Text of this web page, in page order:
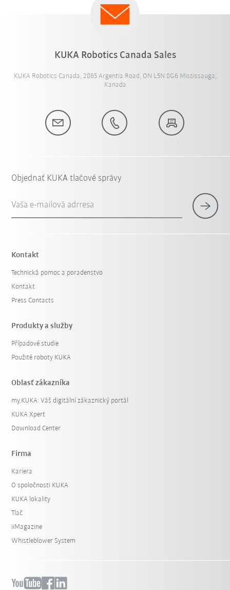
KUKA Robotics Canada Sales
KUKA Robotics Canada, 2865 Argentia Road, ON L5N 8G6 Mississauga,
Kanada
Objednať KUKA tlačové správy
Vaša e-mailová adrresa
Kontakt
Technická pomoc a poradenstvo
Kontakt
Press Contacts
Produkty a služby
Případové studie
Použité roboty KUKA
Oblasť zákazníka
my.KUKA: Váš digitální zákaznický portál
KUKA Xpert
Download Center
Firma
Kariera
O spoločnosti KUKA
KUKA lokality
Tlač
iiMagazine
Whistleblower System